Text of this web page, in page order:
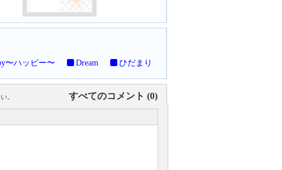
〜ハッピー〜 Dream ひだまり
。 すべてのコメント (0)